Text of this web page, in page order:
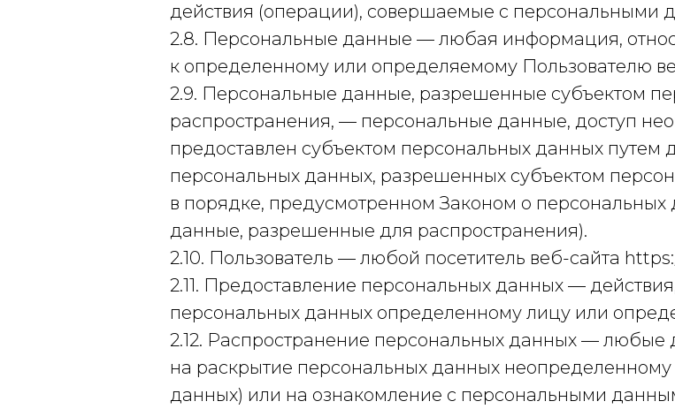
действия (операции), совершаемые с персональными
2.8. Персональные данные — любая информация,
к определенному или определяемому Пользователю
2.9. Персональные данные, разрешенные субъектом
распространения, — персональные данные, доступ
предоставлен субъектом персональных данных путем
персональных данных, разрешенных субъектом
в порядке, предусмотренном Законом о
данные, разрешенные для распространения).
2.10. Пользователь — любой посетитель веб-сайта
2.11. Предоставление персональных данных —
персональных данных определенному лицу или
2.12. Распространение персональных данных — любые
на раскрытие персональных данных
данных) или на ознакомление с персональными